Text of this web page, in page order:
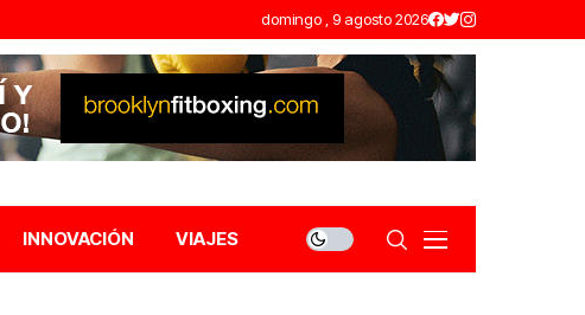
domingo , 9 agosto 2026
INNOVACIÓN VIAJES